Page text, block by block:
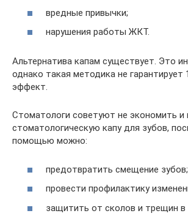
вредные привычки;
нарушения работы ЖКТ.
Альтернатива капам существует. Это
однако такая методика не гарантирует
эффект.
Стоматологи советуют не экономить и
стоматологическую капу для зубов,
помощью можно:
предотвратить смещение зубов;
провести профилактику
защитить от сколов и трещин в